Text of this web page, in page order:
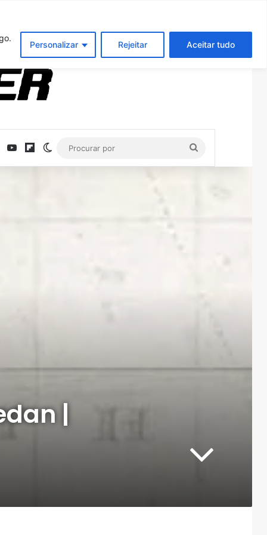
Personalizar Rejeitar Aceitar tudo
YouTubeFlipboardSwitch skin
por
|